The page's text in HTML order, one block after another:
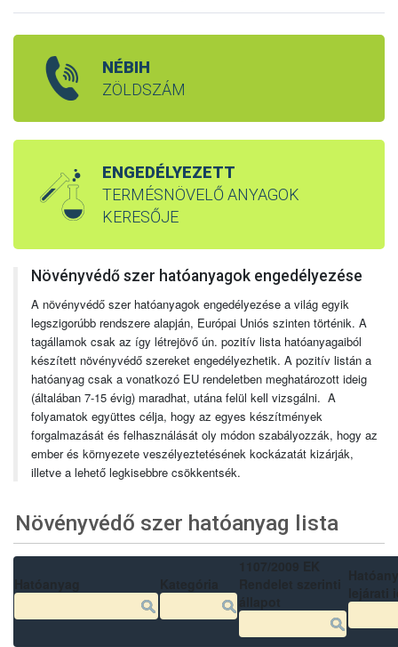
NÉBIH
ZÖLDSZÁM
ENGEDÉLYEZETT
TERMÉSNÖVELŐ ANYAGOK
KERESŐJE
Növényvédő szer hatóanyagok engedélyezése
A növényvédő szer hatóanyagok engedélyezése a világ egyik
legszigorúbb rendszere alapján, Európai Uniós szinten történik. A
tagállamok csak az így létrejövő ún. pozitív lista hatóanyagaiból
készített növényvédő szereket engedélyezhetik. A pozitív listán a
hatóanyag csak a vonatkozó EU rendeletben meghatározott ideig
(általában 7-15 évig) maradhat, utána felül kell vizsgálni. A
folyamatok együttes célja, hogy az egyes készítmények
forgalmazását és felhasználását oly módon szabályozzák, hogy az
ember és környezete veszélyeztetésének kockázatát kizárják,
illetve a lehető legkisebbre csökkentsék.
Növényvédő szer hatóanyag lista